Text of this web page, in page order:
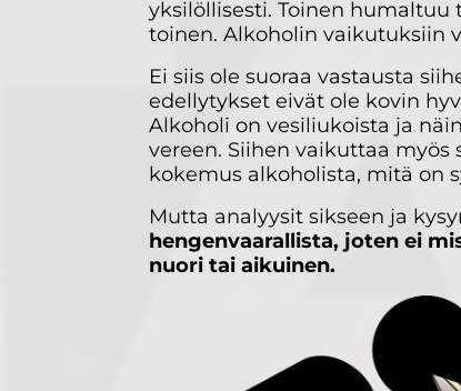
yksilöllisesti. Toinen
toinen. Alkoholin vaikutuksiin
Ei siis ole suoraa vastausta
edellytykset eivät ole kovin
Alkoholi on vesiliukoista ja
vereen. Siihen vaikuttaa myös
kokemus alkoholista, mitä on
Mutta analyysit sikseen ja
hengenvaarallista, joten ei
nuori tai aikuinen.